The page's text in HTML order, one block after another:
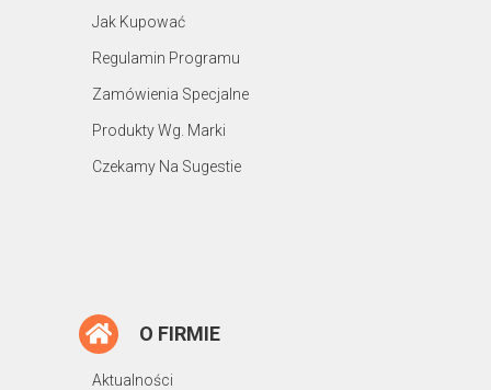
Jak Kupować
Regulamin Programu
Zamówienia Specjalne
Produkty Wg. Marki
Czekamy Na Sugestie
O FIRMIE
Aktualności